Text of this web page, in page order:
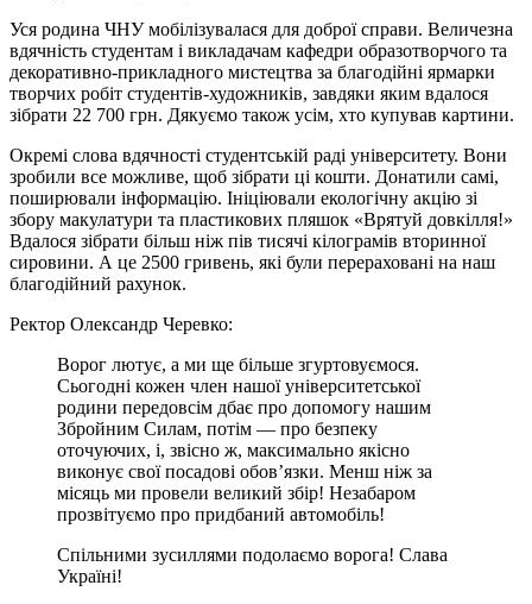
Уся родина ЧНУ мобілізувалася для доброї справи. Величезна
вдячність студентам і викладачам кафедри образотворчого та
декоративно-прикладного мистецтва за благодійні ярмарки
творчих робіт студентів-художників, завдяки яким вдалося
зібрати 22 700 грн. Дякуємо також усім, хто купував картини.
Окремі слова вдячності студентській раді університету. Вони
зробили все можливе, щоб зібрати ці кошти. Донатили самі,
поширювали інформацію. Ініціювали екологічну акцію зі
збору макулатури та пластикових пляшок «Врятуй довкілля!»
Вдалося зібрати більш ніж пів тисячі кілограмів вторинної
сировини. А це 2500 гривень, які були перераховані на наш
благодійний рахунок.
Ректор Олександр Черевко:
Ворог лютує, а ми ще більше згуртовуємося.
Сьогодні кожен член нашої університетської
родини передовсім дбає про допомогу нашим
Збройним Силам, потім — про безпеку
оточуючих, і, звісно ж, максимально якісно
виконує свої посадові обов’язки. Менш ніж за
місяць ми провели великий збір! Незабаром
прозвітуємо про придбаний автомобіль!
Спільними зусиллями подолаємо ворога! Слава
Україні!